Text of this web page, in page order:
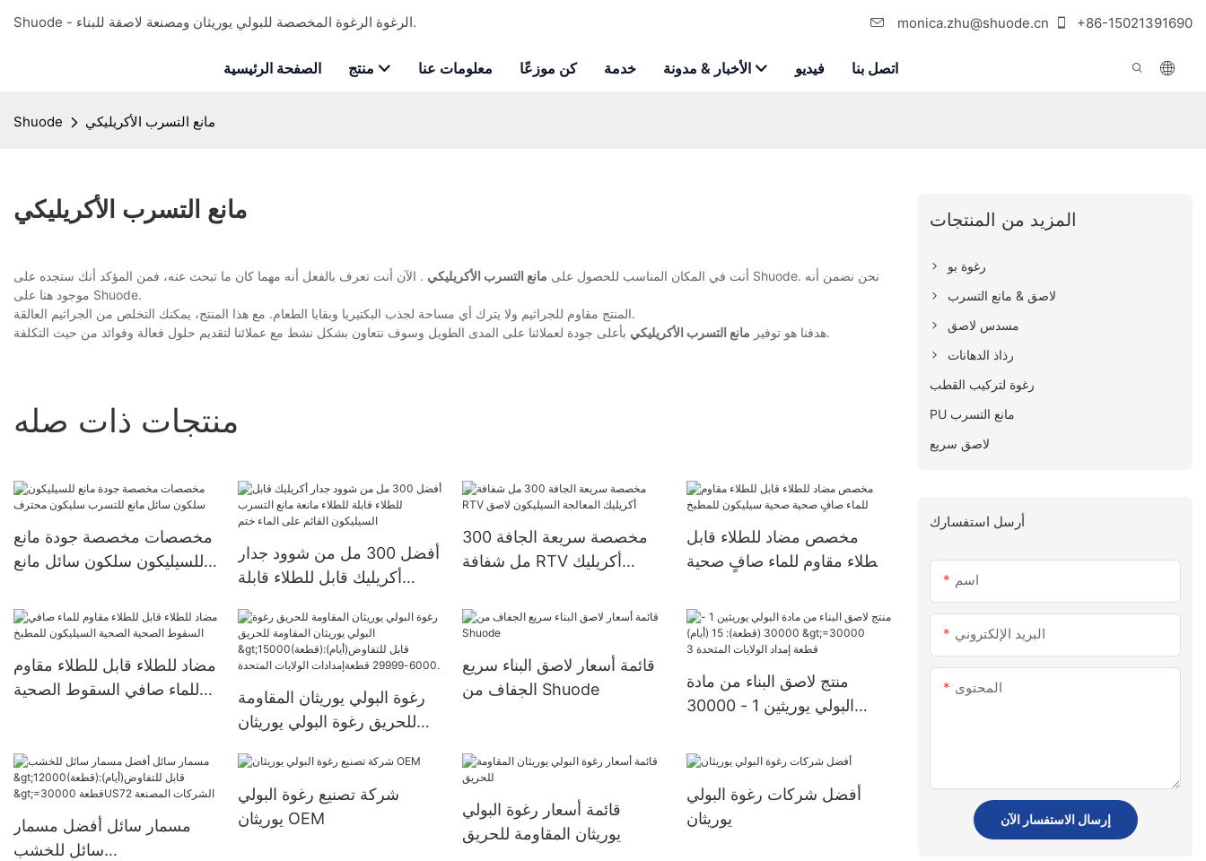
Shuode - الرغوة الرغوة المخصصة للبولي يوريثان ومصنعة لاصقة للبناء. monica.zhu@shuode.cn +86-15021391690
الصفحة الرئيسية منتج معلومات عنا كن موزعًا خدمة الأخبار & مدونة فيديو اتصل بنا
Shuode مانع التسرب الأكريليكي
مانع التسرب الأكريليكي
أنت في المكان المناسب للحصول على مانع التسرب الأكريليكي . الآن أنت تعرف بالفعل أنه مهما كان ما تبحث عنه، فمن المؤكد أنك ستجده على Shuode. نحن نضمن أنه
موجود هنا على Shuode.
المنتج مقاوم للجراثيم ولا يترك أي مساحة لجذب البكتيريا وبقايا الطعام. مع هذا المنتج، يمكنك التخلص من الجراثيم العالقة.
هدفنا هو توفير مانع التسرب الأكريليكي بأعلى جودة لعملائنا على المدى الطويل وسوف نتعاون بشكل نشط مع عملائنا لتقديم حلول فعالة وفوائد من حيث التكلفة.
منتجات ذات صله
مخصصات مخصصة جودة مانع
للسيليكون سلكون سائل مانع
أفضل 300 مل من شوود جدار
أكريليك قابل للطلاء قابلة
السيليكون القائم على الماء ختم
مخصصة سريعة الجافة 300
مل شفافة RTV أكريليك
مخصص مضاد للطلاء قابل
للطلاء مقاوم للماء صافٍ صحية
مضاد للطلاء قابل للطلاء مقاوم
للماء صافي السقوط الصحية
رغوة البولي يوريثان المقاومة
للحريق رغوة البولي يوريثان
>15000(قطعة):قابل
للتفاوض(أيام) 6000-29999
قائمة أسعار لاصق البناء سريع
الجفاف من Shuode
منتج لاصق البناء من مادة
البولي يوريثين 1 - 30000
قطعة إمداد الولايات المتحدة 3
مسمار سائل أفضل مسمار
سائل للخشب
شركة تصنيع رغوة البولي
يوريثان OEM
قائمة أسعار رغوة البولي
يوريثان المقاومة للحريق
أفضل شركات رغوة البولي
يوريثان
المزيد من المنتجات
رغوة بو
لاصق & مانع التسرب
مسدس لاصق
رذاذ الدهانات
رغوة لتركيب القطب
PU مانع التسرب
لاصق سريع
أرسل استفسارك
اسم
البريد الإلكتروني
المحتوى
إرسال الاستفسار الآن